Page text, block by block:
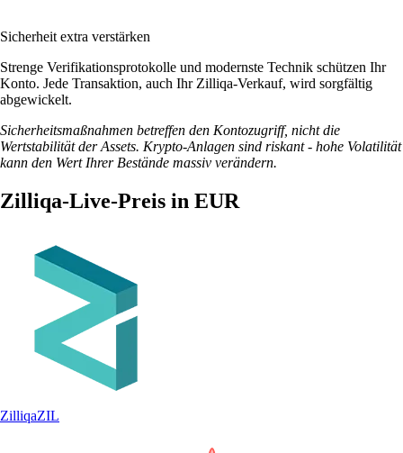
Sicherheit extra verstärken
Strenge Verifikationsprotokolle und modernste Technik schützen Ihr
Konto. Jede Transaktion, auch Ihr Zilliqa-Verkauf, wird sorgfältig
abgewickelt.
Sicherheitsmaßnahmen betreffen den Kontozugriff, nicht die
Wertstabilität der Assets. Krypto-Anlagen sind riskant - hohe Volatilität
kann den Wert Ihrer Bestände massiv verändern.
Zilliqa-Live-Preis in EUR
ZilliqaZIL